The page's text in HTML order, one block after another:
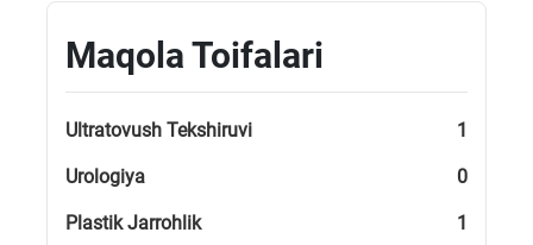
Maqola Toifalari
Ultratovush Tekshiruvi 1
Urologiya 0
Plastik Jarrohlik 1